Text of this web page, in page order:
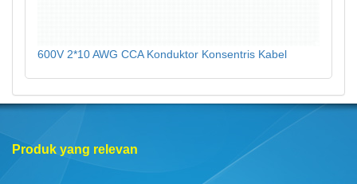
600V 2*10 AWG CCA Konduktor Konsentris Kabel
Produk yang relevan